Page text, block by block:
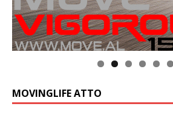
MOVINGLIFE ATTO